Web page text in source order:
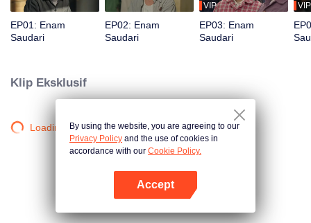
EP01: Enam
Saudari
EP02: Enam
Saudari
VIP
EP03: Enam
Saudari
VIP
Klip Eksklusif
Loading…By using the website, you are agreeing to our
Privacy Policy and the use of cookies in
accordance with our Cookie Policy.
Accept